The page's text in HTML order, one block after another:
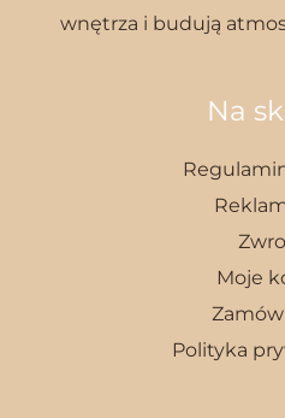
wnętrza i budują
Na
Moje
Polityka